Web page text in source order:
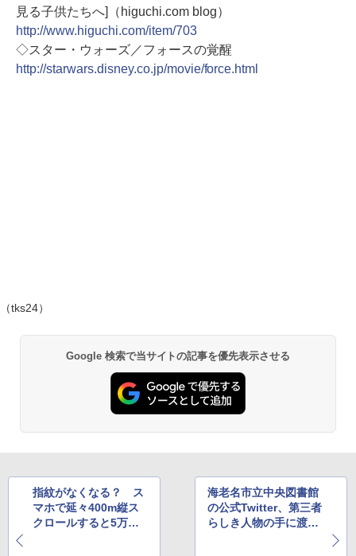
見る子供たちへ]（higuchi.com blog）
http://www.higuchi.com/item/703
◇スター・ウォーズ／フォースの覚醒
http://starwars.disney.co.jp/movie/force.html
（tks24）
Google 検索で当サイトの記事を優先表示させる
指紋がなくなる？ ス
マホで延々400m縦ス
クロールすると5万円
海老名市立中央図書館
の公式Twitter、第三者
らしき人物の手に渡り